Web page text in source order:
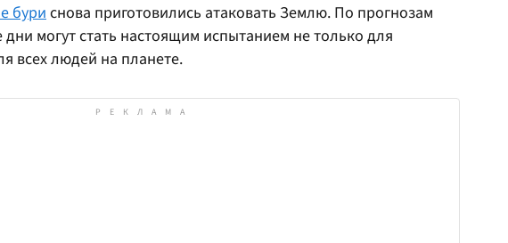
бури снова приготовились атаковать Землю. По прогнозам
могут стать настоящим испытанием не только для
всех людей на планете.